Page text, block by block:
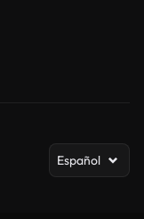
Español